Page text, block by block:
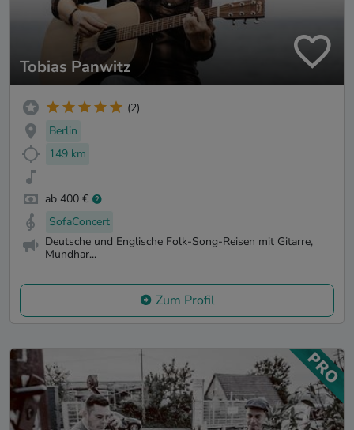
Tobias Panwitz
(2)
Berlin
149 km
ab 400 €
SofaConcert
Deutsche und Englische Folk-Song-Reisen mit Gitarre,
Mundhar...
Zum Profil